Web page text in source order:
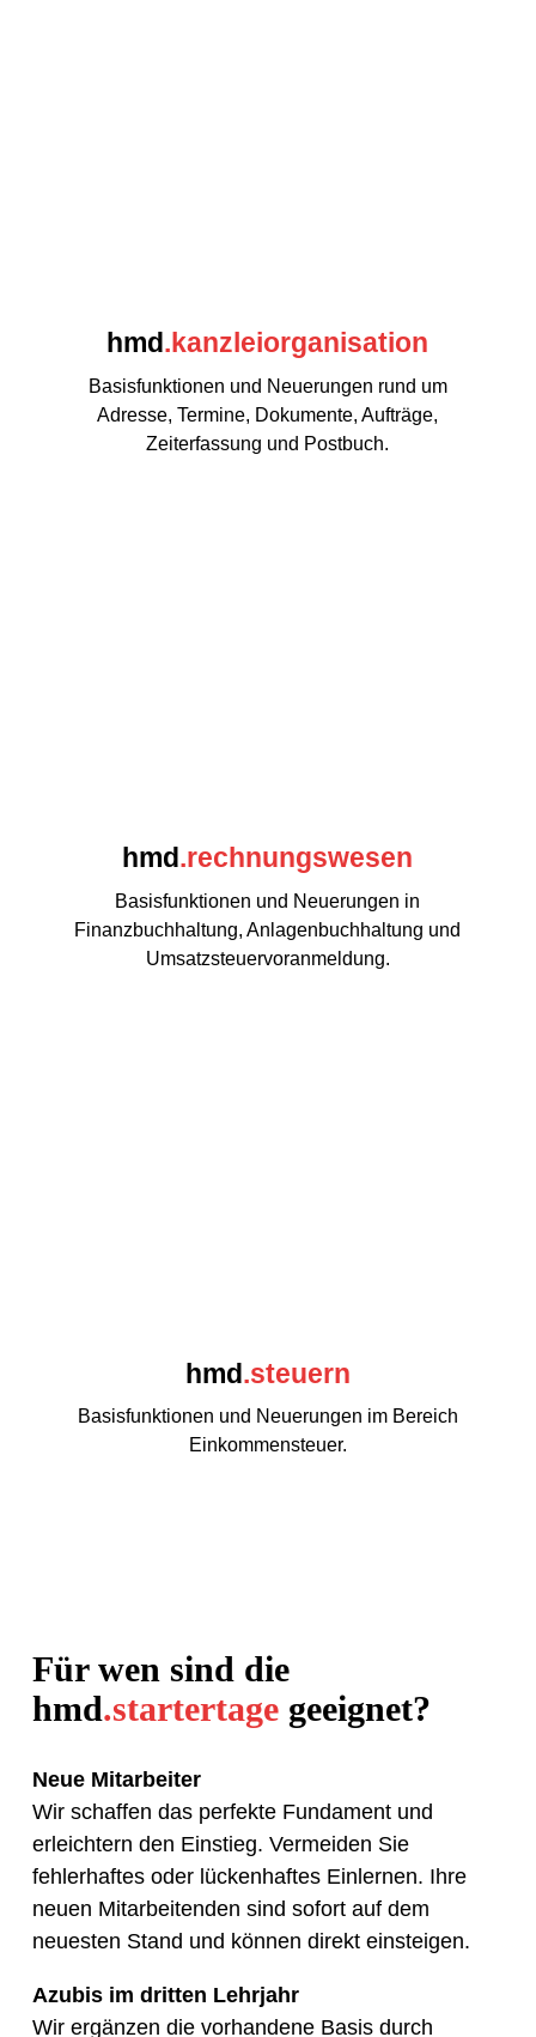
hmd.kanzleiorganisation
Basisfunktionen und Neuerungen rund um
Adresse, Termine, Dokumente, Aufträge,
Zeiterfassung und Postbuch.
hmd.rechnungswesen
Basisfunktionen und Neuerungen in
Finanzbuchhaltung, Anlagenbuchhaltung und
Umsatzsteuervoranmeldung.
hmd.steuern
Basisfunktionen und Neuerungen im Bereich
Einkommensteuer.
Für wen sind die
hmd.startertagegeeignet?
Neue Mitarbeiter
Wir schaffen das perfekte Fundament und
erleichtern den Einstieg. Vermeiden Sie
fehlerhaftes oder lückenhaftes Einlernen. Ihre
neuen Mitarbeitenden sind sofort auf dem
neuesten Stand und können direkt einsteigen.
Azubis im dritten Lehrjahr
Wir ergänzen die vorhandene Basis durch